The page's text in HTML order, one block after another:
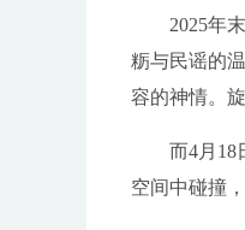
2025年
粝与民谣的
容的神情。
而4月18
空间中碰撞